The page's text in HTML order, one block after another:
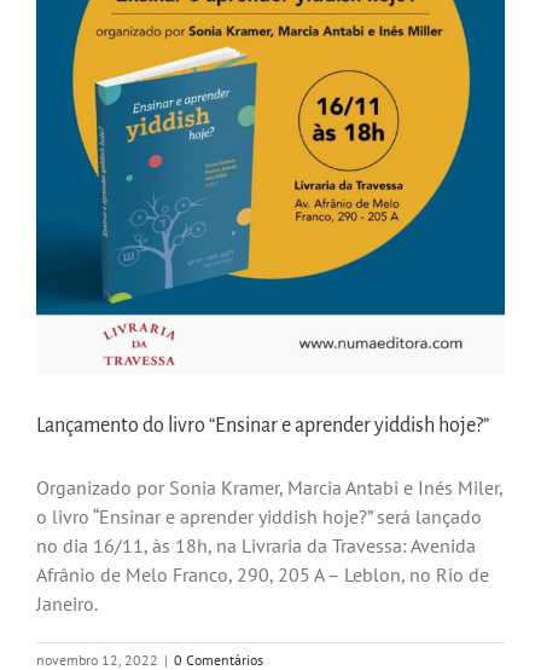
Lançamento do livro “Ensinar e aprender yiddish hoje?”
Organizado por Sonia Kramer, Marcia Antabi e Inés Miler,
o livro “Ensinar e aprender yiddish hoje?” será lançado
no dia 16/11, às 18h, na Livraria da Travessa: Avenida
Afrânio de Melo Franco, 290, 205 A – Leblon, no Rio de
Janeiro.
novembro 12, 2022 | 0 Comentários